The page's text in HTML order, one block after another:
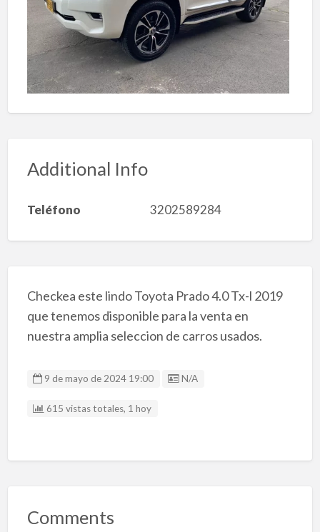
Additional Info
Teléfono 3202589284
Checkea este lindo Toyota Prado 4.0 Tx-l 2019
que tenemos disponible para la venta en
nuestra amplia seleccion de carros usados.
9 de mayo de 2024 19:00 Listing ID
N/A
615 vistas totales, 1 hoy
Comments